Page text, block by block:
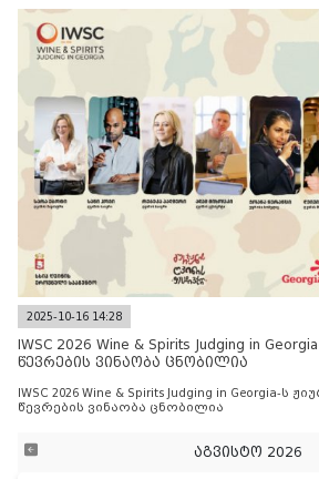
2025-10-16 14:28
IWSC 2026 Wine & Spirits Judging in
წევრების ვინაობა ცნობილია
IWSC 2026 Wine & Spirits Judging in Georgia-ს
წევრების ვინაობა ცნობილია
აგვისტო 2026